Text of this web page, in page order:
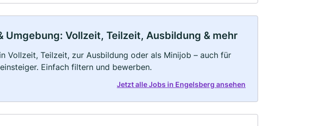
Umgebung: Vollzeit, Teilzeit, Ausbildung & mehr
Vollzeit, Teilzeit, zur Ausbildung oder als Minijob – auch für
Einfach filtern und bewerben.
Jetzt alle Jobs in Engelsberg ansehen